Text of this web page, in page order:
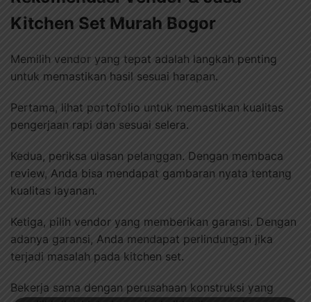
Kitchen Set Murah Bogor
Memilih vendor yang tepat adalah langkah penting
untuk memastikan hasil sesuai harapan.
Pertama, lihat portofolio untuk memastikan kualitas
pengerjaan rapi dan sesuai selera.
Kedua, periksa ulasan pelanggan. Dengan membaca
review, Anda bisa mendapat gambaran nyata tentang
kualitas layanan.
Ketiga, pilih vendor yang memberikan garansi. Dengan
adanya garansi, Anda mendapat perlindungan jika
terjadi masalah pada kitchen set.
Bekerja sama dengan perusahaan konstruksi yang